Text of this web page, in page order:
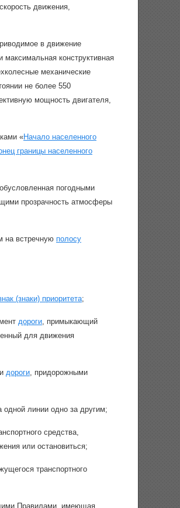
движения,
в движение
максимальная конструктивная
механические
не более 550
мощность двигателя,
«Начало населенного
границы населенного
погодными
прозрачность атмосферы
на встречную полосу
(знаки) приоритета;
дороги, примыкающий
для движения
дороги, придорожными
линии одно за другим;
средства,
или остановиться;
транспортного
Правилами, имеющая